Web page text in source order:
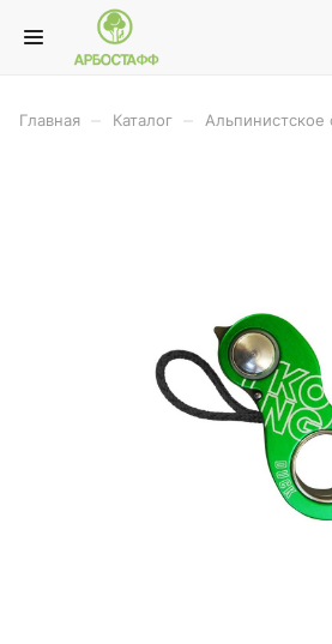
Главная Каталог Альпинистское